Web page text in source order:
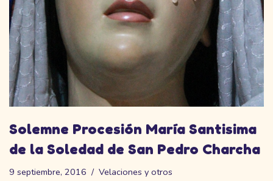
Solemne Procesión María Santisima
de la Soledad de San Pedro Charcha
9 septiembre, 2016 Velaciones y otros